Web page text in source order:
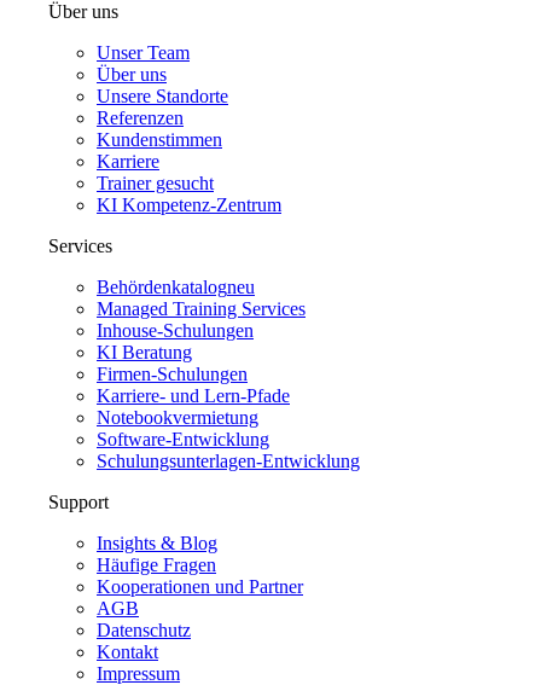
Über uns
Unser Team
Über uns
Unsere Standorte
Referenzen
Kundenstimmen
Karriere
Trainer gesucht
KI Kompetenz-Zentrum
Services
Behördenkatalogneu
Managed Training Services
Inhouse-Schulungen
KI Beratung
Firmen-Schulungen
Karriere- und Lern-Pfade
Notebookvermietung
Software-Entwicklung
Schulungsunterlagen-Entwicklung
Support
Insights & Blog
Häufige Fragen
Kooperationen und Partner
AGB
Datenschutz
Kontakt
Impressum